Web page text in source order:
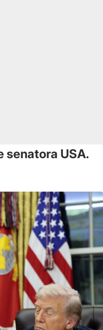
senatora USA.